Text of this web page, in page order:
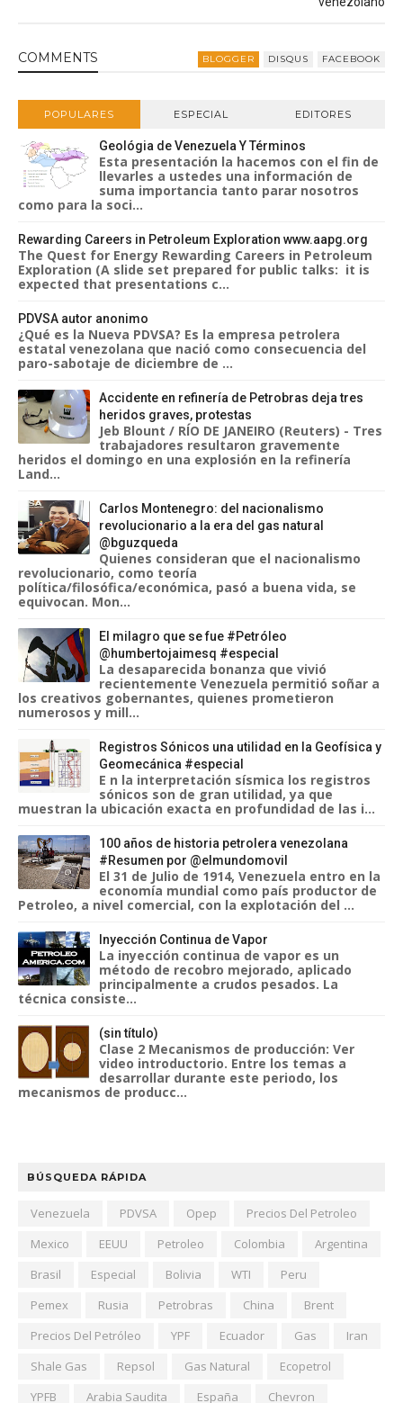
COMMENTS BLOGGER DISQUS FACEBOOK
POPULARES ESPECIAL EDITORES
Geológia de Venezuela Y Términos
Esta presentación la hacemos con el fin de
llevarles a ustedes una información de
suma importancia tanto parar nosotros
como para la soci...
Rewarding Careers in Petroleum Exploration www.aapg.org
The Quest for Energy Rewarding Careers in Petroleum
Exploration (A slide set prepared for public talks: it is
expected that presentations c...
PDVSA autor anonimo
¿Qué es la Nueva PDVSA? Es la empresa petrolera
estatal venezolana que nació como consecuencia del
paro-sabotaje de diciembre de ...
Accidente en refinería de Petrobras deja tres
heridos graves, protestas
Jeb Blount / RÍO DE JANEIRO (Reuters) - Tres
trabajadores resultaron gravemente
heridos el domingo en una explosión en la refinería
Land...
Carlos Montenegro: del nacionalismo
revolucionario a la era del gas natural
@bguzqueda
Quienes consideran que el nacionalismo
revolucionario, como teoría
política/filosófica/económica, pasó a buena vida, se
equivocan. Mon...
El milagro que se fue #Petróleo
@humbertojaimesq #especial
La desaparecida bonanza que vivió
recientemente Venezuela permitió soñar a
los creativos gobernantes, quienes prometieron
numerosos y mill...
Registros Sónicos una utilidad en la Geofísica y
Geomecánica #especial
E n la interpretación sísmica los registros
sónicos son de gran utilidad, ya que
muestran la ubicación exacta en profundidad de las i...
100 años de historia petrolera venezolana
#Resumen por @elmundomovil
El 31 de Julio de 1914, Venezuela entro en la
economía mundial como país productor de
Petroleo, a nivel comercial, con la explotación del ...
Inyección Continua de Vapor
La inyección continua de vapor es un
método de recobro mejorado, aplicado
principalmente a crudos pesados. La
técnica consiste...
(sin título)
Clase 2 Mecanismos de producción: Ver
video introductorio. Entre los temas a
desarrollar durante este periodo, los
mecanismos de producc...
BÚSQUEDA RÁPIDA
Venezuela PDVSA Opep
Precios Del Petroleo
Mexico
EEUU Petroleo Colombia
Argentina
Brasil
Especial Bolivia WTI
Peru
Pemex
Rusia Petrobras China
Brent
Precios Del Petróleo
YPF Ecuador Gas
Iran
Shale Gas
Repsol Gas Natural
Ecopetrol
YPFB
Arabia Saudita España
Chevron